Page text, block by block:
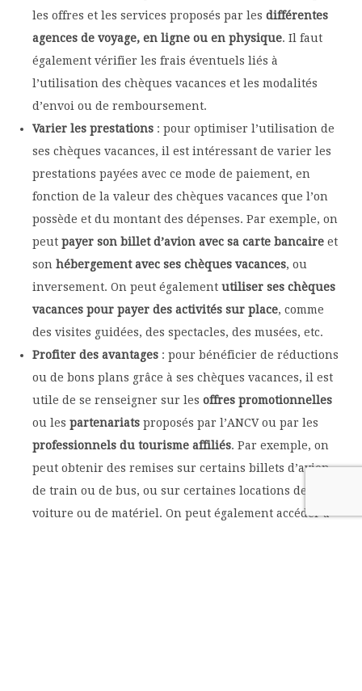
les offres et les services proposés par les différentes
agences de voyage, en ligne ou en physique. Il faut
également vérifier les frais éventuels liés à
l’utilisation des chèques vacances et les modalités
d’envoi ou de remboursement.
Varier les prestations : pour optimiser l’utilisation de
ses chèques vacances, il est intéressant de varier les
prestations payées avec ce mode de paiement, en
fonction de la valeur des chèques vacances que l’on
possède et du montant des dépenses. Par exemple, on
peut payer son billet d’avion avec sa carte bancaire et
son hébergement avec ses chèques vacances, ou
inversement. On peut également utiliser ses chèques
vacances pour payer des activités sur place, comme
des visites guidées, des spectacles, des musées, etc.
Profiter des avantages : pour bénéficier de réductions
ou de bons plans grâce à ses chèques vacances, il est
utile de se renseigner sur les offres promotionnelles
ou les partenariats proposés par l’ANCV ou par les
professionnels du tourisme affiliés. Par exemple, on
peut obtenir des remises sur certains billets d’avion,
de train ou de bus, ou sur certaines locations de
voiture ou de matériel. On peut également accéder à